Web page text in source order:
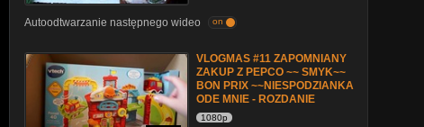
Autoodtwarzanie następnego wideo on
VLOGMAS #11 ZAPOMNIANY
ZAKUP Z PEPCO ~~ SMYK~~
BON PRIX ~~NIESPODZIANKA
ODE MNIE - ROZDANIE
1080p